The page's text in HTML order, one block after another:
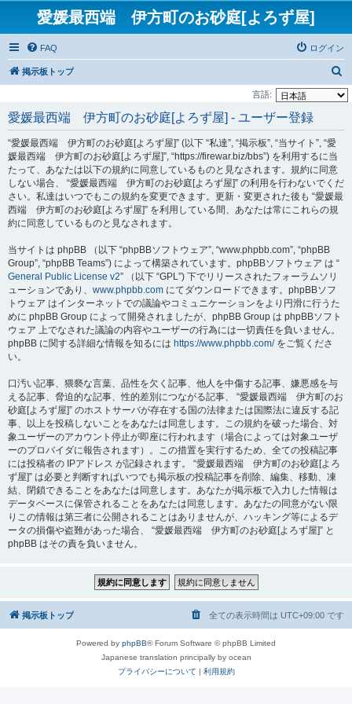
愛媛最西端 伊方町のお砂庭[よろず屋]
FAQ ログイン
掲示板トップ
索
言語:
愛媛最西端 伊方町のお砂庭[よろず屋] - ユーザー登録
“愛媛最西端 伊方町のお砂庭[よろず屋]” (以下 “私達”, “掲示板”, “当サイト”, “愛
媛最西端 伊方町のお砂庭[よろず屋]”, “https://firewar.biz/bbs”) を利用するに当
たって、あなたは以下の規約に同意しているものと見なされます。規約に同意
しない場合、 “愛媛最西端 伊方町のお砂庭[よろず屋]” の利用を行わないでくだ
さい。私達はいつでもこの規約を変更できます。更新・変更された後も “愛媛最
西端 伊方町のお砂庭[よろず屋]” を利用している間、あなたは常にこれらの規
約に同意しているものと見なされます。
当サイトは phpBB （以下 “phpBBソフトウェア”, “www.phpbb.com”, “phpBB
Group”, “phpBB Teams”) によって構築されています。phpBBソフトウェア は “
General Public License v2” （以下 “GPL”) 下でリリースされたフォーラムソリ
ューションであり、 www.phpbb.com にてダウンロードできます。phpBBソフ
トウェア はインターネットでの議論やコミュニケーションをより円滑に行うた
めに phpBB Group によって開発されましたが、phpBB Group は phpBBソフト
ウェア 上でなされた議論の内容やユーザーの行為には一切責任を負いません。
phpBB に関する詳細な情報を知るには https://www.phpbb.com/をご覧くださ
い。
口汚い記事、猥褻な言葉、品性を欠く記事、他人を中傷する記事、嫌悪感を与
える記事、脅迫的な記事、性的差別につながる記事、 “愛媛最西端 伊方町のお
砂庭[よろず屋]” のホストサーバが存在する国の法律または国際法に違反する記
事、以上を投稿しないことをあなたは同意します。この規約を破った場合、対
象ユーザーのアカウント停止が即座に行われます（場合によっては対象ユーザ
ーのプロバイダに報告されます）。この措置を実行するため、全ての投稿記事
には投稿者の IPアドレス が記録されます。 “愛媛最西端 伊方町のお砂庭[よろ
ず屋]” は必要と判断すればいつでも掲示板の投稿記事を削除、編集、移動、凍
結、閉鎖できることをあなたは同意します。あなたが掲示板で入力した情報は
データベースに保管されることをあなたは同意します。あなたの同意がない限
りこの情報は第三者に公開されることはありませんが、ハッキング等によるデ
ータの損傷や盗難があった場合、 “愛媛最西端 伊方町のお砂庭[よろず屋]” と
phpBB はその責を負いません。
掲示板トップ 全ての表示時間は UTC+09:00 です
Powered by phpBB® Forum Software © phpBB Limited
Japanese translation principally by ocean
プライバシーについて | 利用規約